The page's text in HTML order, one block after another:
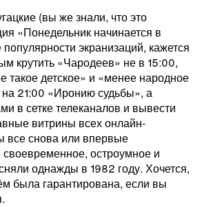
(вы же знали, что это
«Понедельник начинается в
экранизаций, кажется
крутить «Чародеев» не в 15:00,
такое детское» и «менее народное
на 21:00 «Иронию судьбы», а
в сетке телеканалов и вывести
витрины всех онлайн-
все снова или впервые
остроумное и
однажды в 1982 году. Хочется,
была гарантирована, если вы